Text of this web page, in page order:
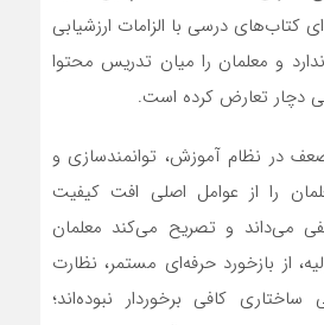
کتاب‌های درسی با الزامات ارزشیابی
و معلمان را میان تدریس محتوا
دچار تعارض کرده است.
در نظام آموزش، توانمندسازی و
را از عوامل اصلی افت کیفیت
می‌داند و تصریح می‌کند معلمان
از بازخورد حرفه‌ای مستمر، نظارت
کافی برخوردار نبوده‌اند؛